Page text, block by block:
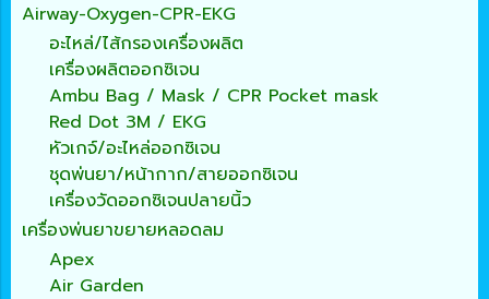
Airway-Oxygen-CPR-EKG
อะไหล่/ไส้กรองเครื่องผลิต
เครื่องผลิตออกซิเจน
Ambu Bag / Mask / CPR Pocket mask
Red Dot 3M / EKG
หัวเกจ์/อะไหล่ออกซิเจน
ชุดพ่นยา/หน้ากาก/สายออกซิเจน
เครื่องวัดออกซิเจนปลายนิ้ว
เครื่องพ่นยาขยายหลอดลม
Apex
Air Garden